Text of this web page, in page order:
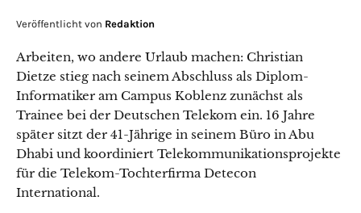
Veröffentlicht von Redaktion
Arbeiten, wo andere Urlaub machen: Christian
Dietze stieg nach seinem Abschluss als Diplom-
Informatiker am Campus Koblenz zunächst als
Trainee bei der Deutschen Telekom ein. 16 Jahre
später sitzt der 41-Jährige in seinem Büro in Abu
Dhabi und koordiniert Telekommunikationsprojekte
für die Telekom-Tochterfirma Detecon
International.